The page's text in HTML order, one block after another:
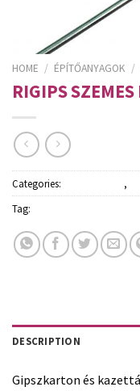
HOME / ÉPÍTŐANYAGOK /
RIGIPS
Categories: ,
Tag:
DESCRIPTION
Gipszkarton és